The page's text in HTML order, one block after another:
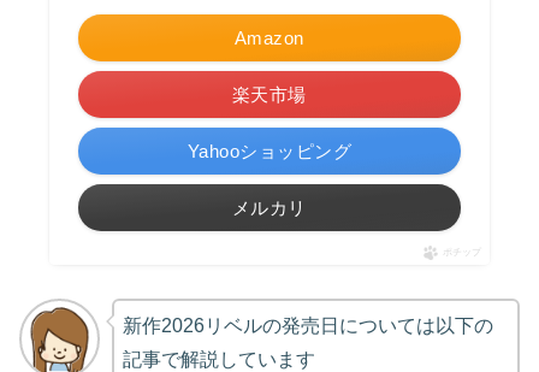
Amazon
楽天市場
Yahooショッピング
メルカリ
ポチップ
新作2026リベルの発売日については以下の
記事で解説しています